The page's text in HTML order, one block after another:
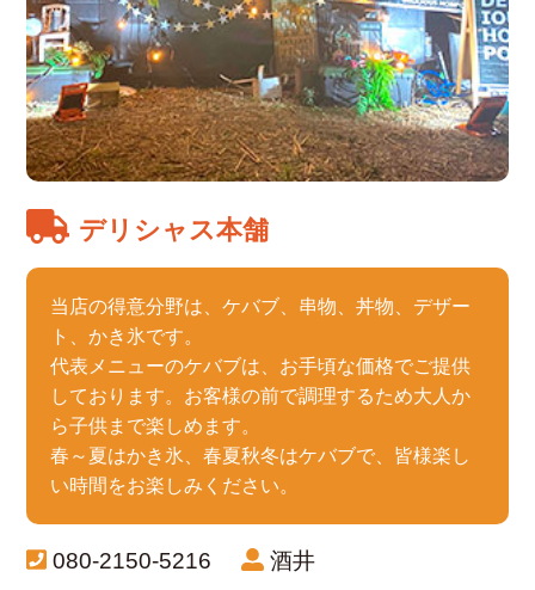
デリシャス本舗
当店の得意分野は、ケバブ、串物、丼物、デザー
ト、かき氷です。
代表メニューのケバブは、お手頃な価格でご提供
しております。お客様の前で調理するため大人か
ら子供まで楽しめます。
春～夏はかき氷、春夏秋冬はケバブで、皆様楽し
い時間をお楽しみください。
080-2150-5216
酒井